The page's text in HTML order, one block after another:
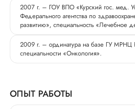
2007 г. – ГОУ ВПО «Курский гос. мед.
Федерального агентства по
развитию», специальность «Лечебное
2009 г. – ординатура на базе ГУ
специальности «Онкология».
ОПЫТ РАБОТЫ